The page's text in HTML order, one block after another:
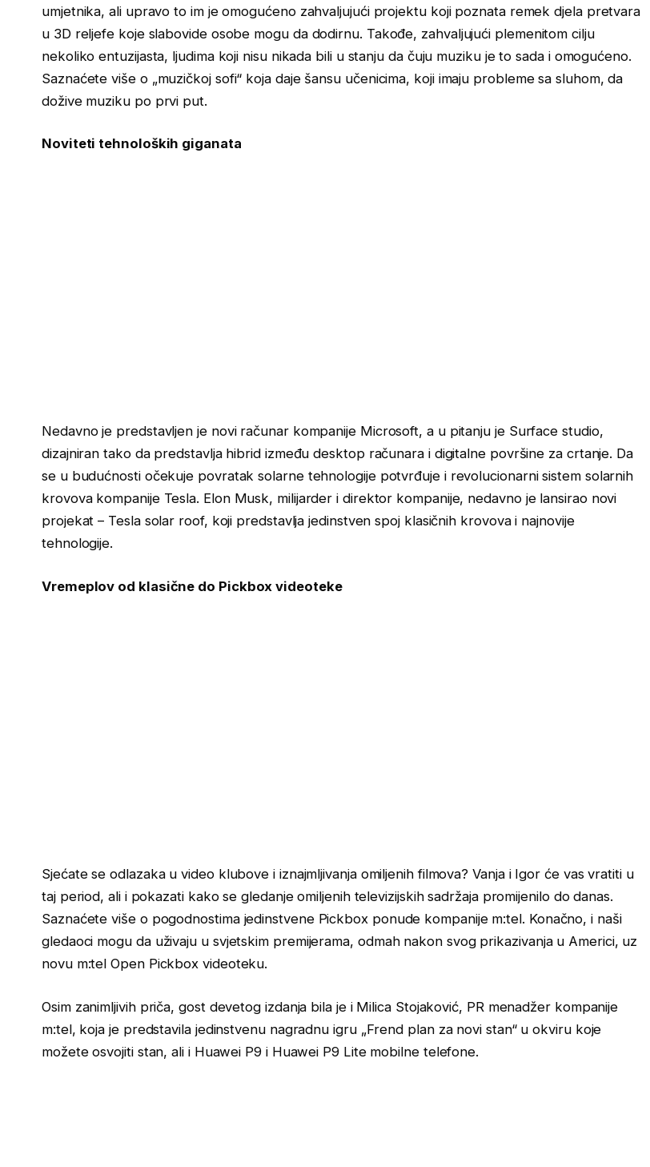
umjetnika, ali upravo to im je omogućeno zahvaljujući projektu koji poznata remek djela pretvara
u 3D reljefe koje slabovide osobe mogu da dodirnu. Takođe, zahvaljujući plemenitom cilju
nekoliko entuzijasta, ljudima koji nisu nikada bili u stanju da čuju muziku je to sada i omogućeno.
Saznaćete više o „muzičkoj sofi“ koja daje šansu učenicima, koji imaju probleme sa sluhom, da
dožive muziku po prvi put.
Noviteti tehnoloških giganata
Nedavno je predstavljen je novi računar kompanije Microsoft, a u pitanju je Surface studio,
dizajniran tako da predstavlja hibrid između desktop računara i digitalne površine za crtanje. Da
se u budućnosti očekuje povratak solarne tehnologije potvrđuje i revolucionarni sistem solarnih
krovova kompanije Tesla. Elon Musk, milijarder i direktor kompanije, nedavno je lansirao novi
projekat – Tesla solar roof, koji predstavlja jedinstven spoj klasičnih krovova i najnovije
tehnologije.
Vremeplov od klasične do Pickbox videoteke
Sjećate se odlazaka u video klubove i iznajmljivanja omiljenih filmova? Vanja i Igor će vas vratiti u
taj period, ali i pokazati kako se gledanje omiljenih televizijskih sadržaja promijenilo do danas.
Saznaćete više o pogodnostima jedinstvene Pickbox ponude kompanije m:tel. Konačno, i naši
gledaoci mogu da uživaju u svjetskim premijerama, odmah nakon svog prikazivanja u Americi, uz
novu m:tel Open Pickbox videoteku.
Osim zanimljivih priča, gost devetog izdanja bila je i Milica Stojaković, PR menadžer kompanije
m:tel, koja je predstavila jedinstvenu nagradnu igru „Frend plan za novi stan“ u okviru koje
možete osvojiti stan, ali i Huawei P9 i Huawei P9 Lite mobilne telefone.